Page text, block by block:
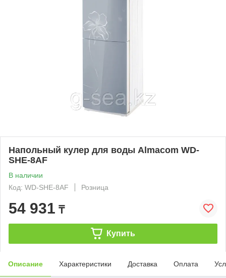
Напольный кулер для воды Almacom WD-
SHE-8AF
В наличии
Код: WD-SHE-8AF
Розница
54 931 ₸
Купить
Описание Характеристики Доставка Оплата